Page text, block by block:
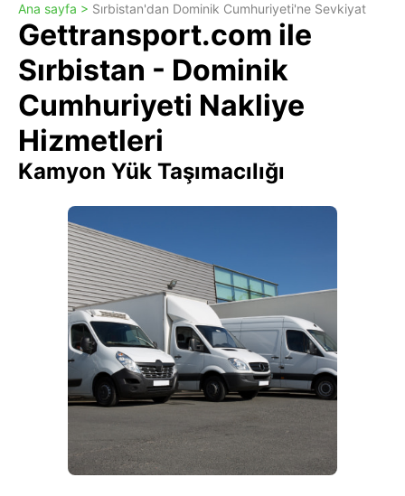
Ana sayfa > Sırbistan'dan Dominik Cumhuriyeti'ne Sevkiyat
Gettransport.com ile
Sırbistan - Dominik
Cumhuriyeti Nakliye
Hizmetleri
Kamyon Yük Taşımacılığı